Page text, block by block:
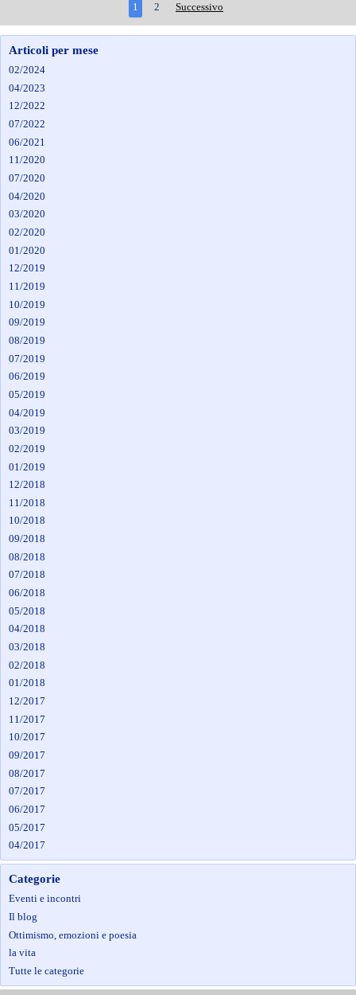
1 2 Successivo
Articoli per mese
02/2024
04/2023
12/2022
07/2022
06/2021
11/2020
07/2020
04/2020
03/2020
02/2020
01/2020
12/2019
11/2019
10/2019
09/2019
08/2019
07/2019
06/2019
05/2019
04/2019
03/2019
02/2019
01/2019
12/2018
11/2018
10/2018
09/2018
08/2018
07/2018
06/2018
05/2018
04/2018
03/2018
02/2018
01/2018
12/2017
11/2017
10/2017
09/2017
08/2017
07/2017
06/2017
05/2017
04/2017
Categorie
Eventi e incontri
Il blog
Ottimismo, emozioni e poesia
la vita
Tutte le categorie